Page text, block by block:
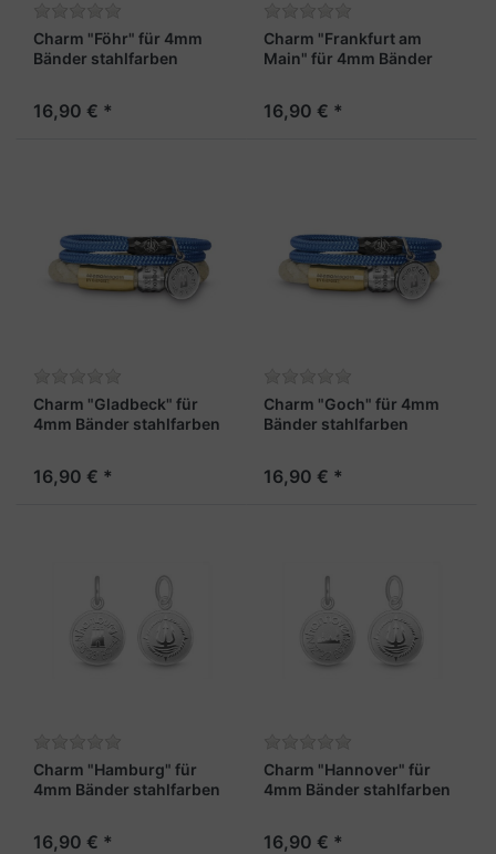
Charm "Föhr" für 4mm
Bänder stahlfarben
16,90 € *
Charm "Frankfurt am
Main" für 4mm Bänder
16,90 € *
Charm "Gladbeck" für
4mm Bänder stahlfarben
16,90 € *
Charm "Goch" für 4mm
Bänder stahlfarben
16,90 € *
Charm "Hamburg" für
4mm Bänder stahlfarben
16,90 € *
Charm "Hannover" für
4mm Bänder stahlfarben
16,90 € *